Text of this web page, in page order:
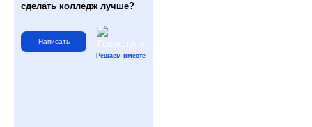
сделать колледж лучше?
Написать
Решаем вместе